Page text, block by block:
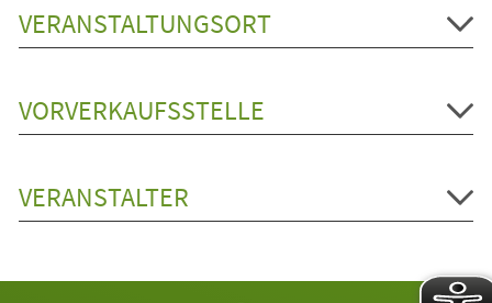
VERANSTALTUNGSORT
VORVERKAUFSSTELLE
VERANSTALTER